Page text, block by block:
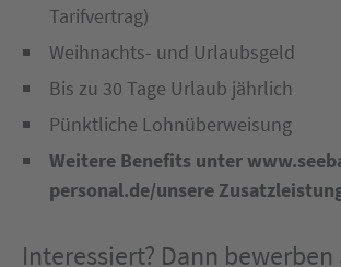
Tarifvertrag)
Weihnachts- und Urlaubsgeld
Bis zu 30 Tage Urlaub jährlich
Pünktliche Lohnüberweisung
Weitere Benefits unter
personal.de/unsere
Interessiert? Dann bewerben